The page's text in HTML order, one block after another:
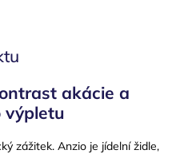
akácie a
výpletu
zážitek. Anzio je jídelní židle,